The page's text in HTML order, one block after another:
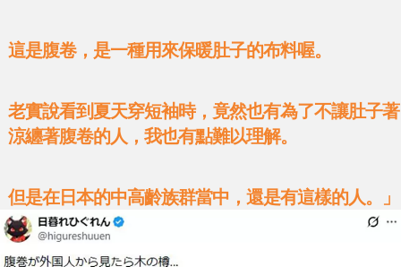
這是腹卷，是一種用來保暖肚子的布料喔。
老實說看到夏天穿短袖時，竟然也有為了不讓肚子著
涼纏著腹卷的人，我也有點難以理解。
但是在日本的中高齡族群當中，還是有這樣的人。」